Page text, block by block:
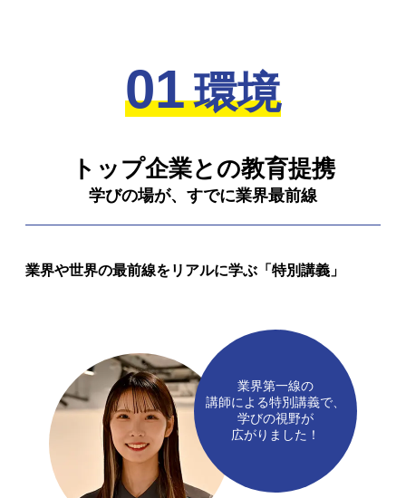
01環境
トップ企業との教育提携
学びの場が、すでに業界最前線
業界や世界の最前線をリアルに学ぶ「特別講義」
業界第一線の
講師による特別講義で、
学びの視野が
広がりました！